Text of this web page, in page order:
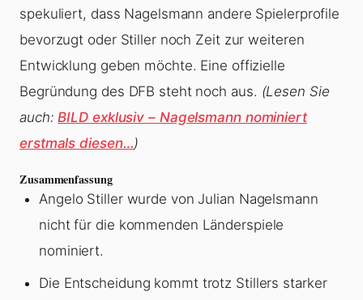
spekuliert, dass Nagelsmann andere Spielerprofile
bevorzugt oder Stiller noch Zeit zur weiteren
Entwicklung geben möchte. Eine offizielle
Begründung des DFB steht noch aus. (Lesen Sie
auch:BILD exklusiv – Nagelsmann nominiert
erstmals diesen…)
Zusammenfassung
Angelo Stiller wurde von Julian Nagelsmann
nicht für die kommenden Länderspiele
nominiert.
Die Entscheidung kommt trotz Stillers starker